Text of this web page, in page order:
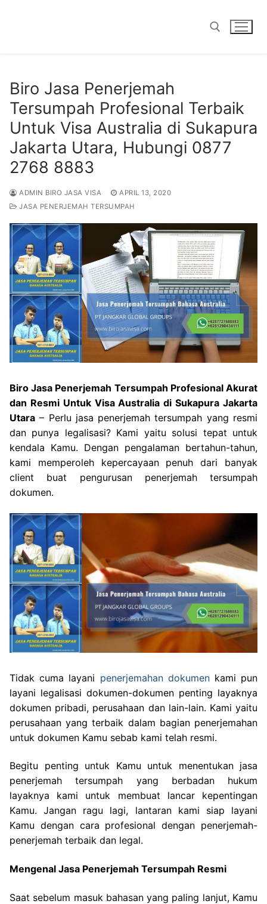
Biro Jasa Penerjemah
Tersumpah Profesional Terbaik
Untuk Visa Australia di Sukapura
Jakarta Utara, Hubungi 0877
2768 8883
ADMIN BIRO JASA VISA
APRIL 13, 2020
JASA PENERJEMAH TERSUMPAH
Biro Jasa Penerjemah Tersumpah Profesional Akurat
dan Resmi Untuk Visa Australia di Sukapura Jakarta
Utara – Perlu jasa penerjemah tersumpah yang resmi
dan punya legalisasi? Kami yaitu solusi tepat untuk
kendala Kamu. Dengan pengalaman bertahun-tahun,
kami memperoleh kepercayaan penuh dari banyak
client buat pengurusan penerjemah tersumpah
dokumen.
Tidak cuma layani penerjemahan dokumenkami pun
layani legalisasi dokumen-dokumen penting layaknya
dokumen pribadi, perusahaan dan lain-lain. Kami yaitu
perusahaan yang terbaik dalam bagian penerjemahan
untuk dokumen Kamu sebab kami telah resmi.
Begitu penting untuk Kamu untuk menentukan jasa
penerjemah tersumpah yang berbadan hukum
layaknya kami untuk membuat lancar kepentingan
Kamu. Jangan ragu lagi, lantaran kami siap layani
Kamu dengan cara profesional dengan penerjemah-
penerjemah terbaik dan legal.
Mengenal Jasa Penerjemah Tersumpah Resmi
Saat sebelum masuk bahasan yang paling lanjut, Kamu